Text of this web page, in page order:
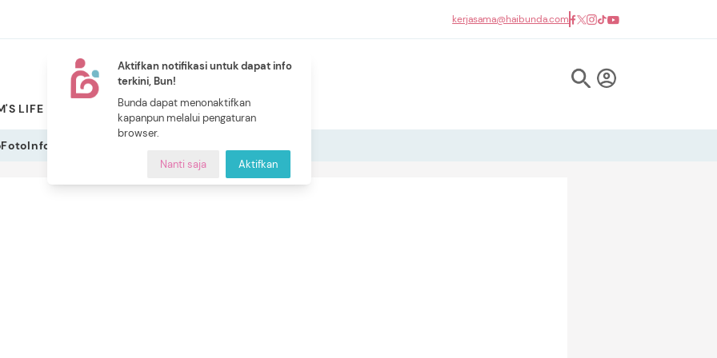
Aktifkan notifikasi untuk dapat info
terkini, Bun!
Bunda dapat menonaktifkan
kapanpun melalui pengaturan
browser.
Nanti saja Aktifkan
kerjasama@haibunda.com
LIFE PILIHAN BUNDA
NEW
CERITA BUNDA
FotoInfografis